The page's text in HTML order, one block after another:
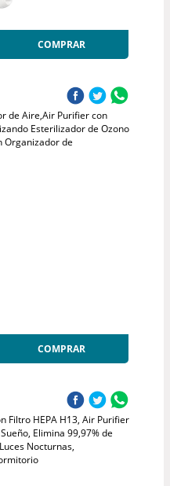
COMPRAR
de Aire,Air Purifier con
Esterilizador de Ozono
Organizador de
COMPRAR
Filtro HEPA H13, Air Purifier
Elimina 99,97% de
Nocturnas,